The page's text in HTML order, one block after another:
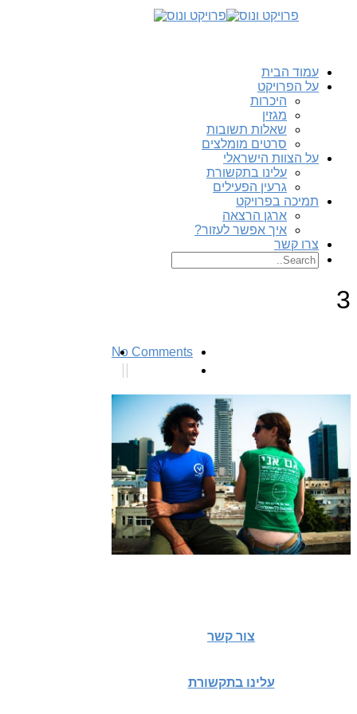
עמוד הבית
על הפרויקט
היכרות
מגזין
שאלות תשובות
סרטים מומלצים
על הצוות הישראלי
עלינו בתקשורת
גרעין הפעילים
תמיכה בפרויקט
ארגן הרצאה
איך אפשר לעזור?
צרו קשר
3
No Comments
צור קשר
עלינו בתקשורת